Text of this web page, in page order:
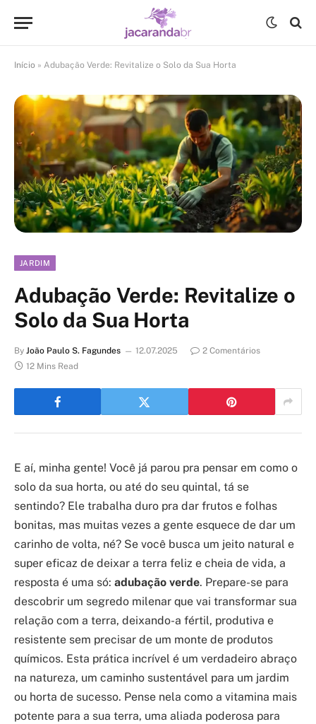
Início » Adubação Verde: Revitalize o Solo da Sua Horta
JARDIM
Adubação Verde: Revitalize o
Solo da Sua Horta
By João Paulo S. Fagundes 12.07.2025
2 Comentários
12 Mins Read
E aí, minha gente! Você já parou pra pensar em como o
solo da sua horta, ou até do seu quintal, tá se
sentindo? Ele trabalha duro pra dar frutos e folhas
bonitas, mas muitas vezes a gente esquece de dar um
carinho de volta, né? Se você busca um jeito natural e
super eficaz de deixar a terra feliz e cheia de vida, a
resposta é uma só: adubação verde. Prepare-se para
descobrir um segredo milenar que vai transformar sua
relação com a terra, deixando-a fértil, produtiva e
resistente sem precisar de um monte de produtos
químicos. Esta prática incrível é um verdadeiro abraço
na natureza, um caminho sustentável para um jardim
ou horta de sucesso. Pense nela como a vitamina mais
potente para a sua terra, uma aliada poderosa para